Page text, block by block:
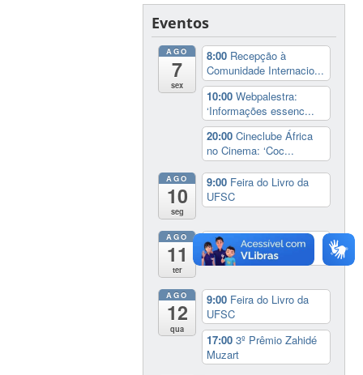
Eventos
AGO
7
sex
8:00 Recepção à
Comunidade Internacio...
10:00Webpalestra:
‘Informações essenc...
20:00Cineclube África
no Cinema: ‘Coc...
AGO
10
seg
9:00 Feira do Livro da
UFSC
AGO
11
ter
9:00
Feira do Livro da
UFSC
AGO
12
qua
9:00 Feira do Livro da
UFSC
17:003º Prêmio Zahidé
Muzart